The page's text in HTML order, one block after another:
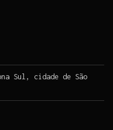
Sul, cidade de São